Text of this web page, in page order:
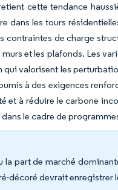
cette tendance
dans les tours
contraintes de charge
et les plafonds. Les
valorisent les
à des exigences
et à réduire le carbone
le cadre de
part de marché
décoré devrait enregistrer